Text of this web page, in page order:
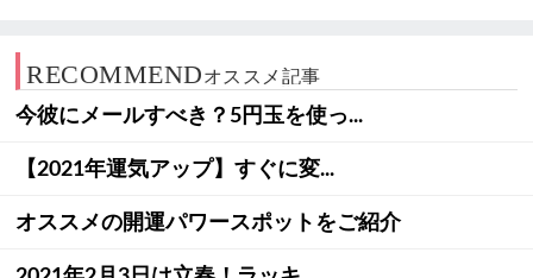
RECOMMENDオススメ記事
今彼にメールすべき？5円玉を使っ...
【2021年運気アップ】すぐに変...
オススメの開運パワースポットをご紹介